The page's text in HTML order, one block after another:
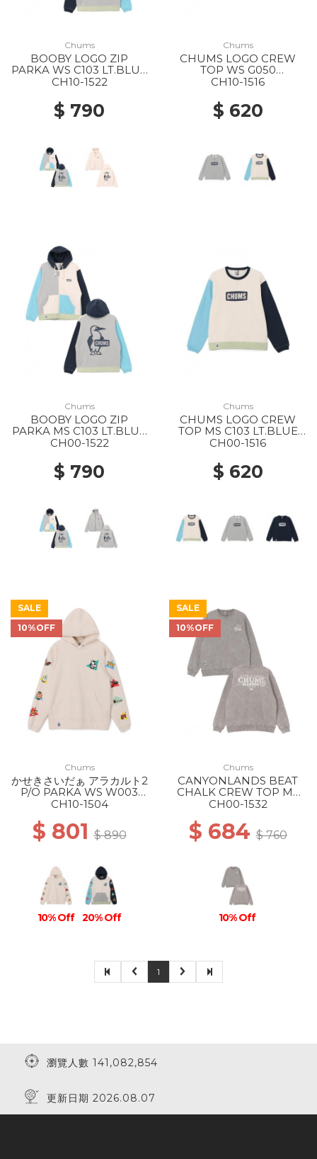
Chums
BOOBY LOGO ZIP
PARKA WS C103 LT.BLUE
CRAZY
CH10-1522
$ 790
Chums
CHUMS LOGO CREW
TOP WS G050
H/GRAY/NAVY
CH10-1516
$ 620
Chums
BOOBY LOGO ZIP
PARKA MS C103 LT.BLUE
CRAZY
CH00-1522
$ 790
Chums
CHUMS LOGO CREW
TOP MS C103 LT.BLUE
CRAZY
CH00-1516
$ 620
SALE
10%OFF
Chums
かせきさいだぁ アラカルト2
P/O PARKA WS W003
H/NATURAL
CH10-1504
$ 801$ 890
10% Off 20% Off
SALE
10%OFF
Chums
CANYONLANDS BEAT
CHALK CREW TOP MS
M126 LT.KHAKI
CH00-1532
$ 684$ 760
10% Off
1
瀏覽人數 141,082,854
更新日期 2026.08.07